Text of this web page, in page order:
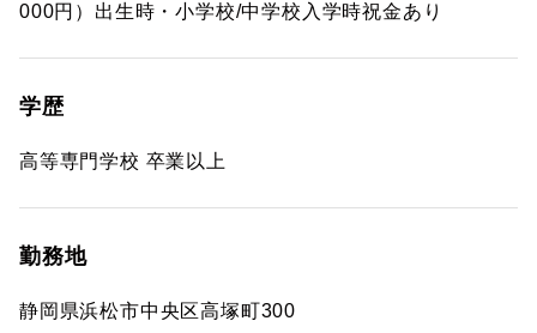
000円）出生時・小学校/中学校入学時祝金あり
学歴
高等専門学校 卒業以上
勤務地
静岡県浜松市中央区高塚町300